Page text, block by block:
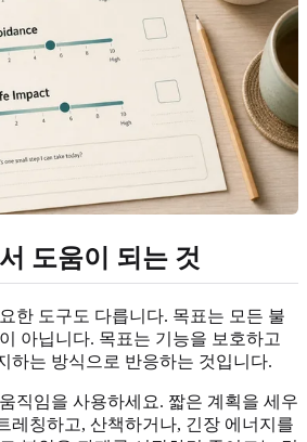
도움이 되는 것
한 도구도 다릅니다. 목표는 모든 불
아닙니다. 목표는 기능을 보호하고
하는 방식으로 반응하는 것입니다.
직임을 사용하세요. 짧은 계획을 세우
레칭하고, 산책하거나, 긴장 에너지를